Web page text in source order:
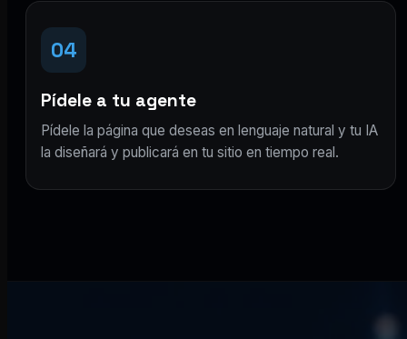
04
Pídele a tu agente
Pídele la página que deseas en lenguaje natural y tu IA
la diseñará y publicará en tu sitio en tiempo real.